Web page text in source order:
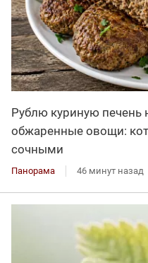
Рублю куриную
обжаренные овощи:
сочными
Панорама 46 минут назад